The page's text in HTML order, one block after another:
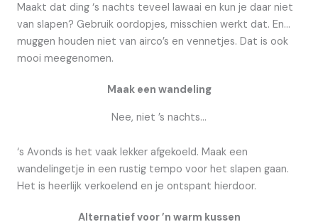
Maakt dat ding ‘s nachts teveel lawaai en kun je daar niet
van slapen? Gebruik oordopjes, misschien werkt dat. En…
muggen houden niet van airco’s en vennetjes. Dat is ook
mooi meegenomen.
Maak een wandeling
Nee, niet ’s nachts…
‘s Avonds is het vaak lekker afgekoeld. Maak een
wandelingetje in een rustig tempo voor het slapen gaan.
Het is heerlijk verkoelend en je ontspant hierdoor.
Alternatief voor ’n warm kussen